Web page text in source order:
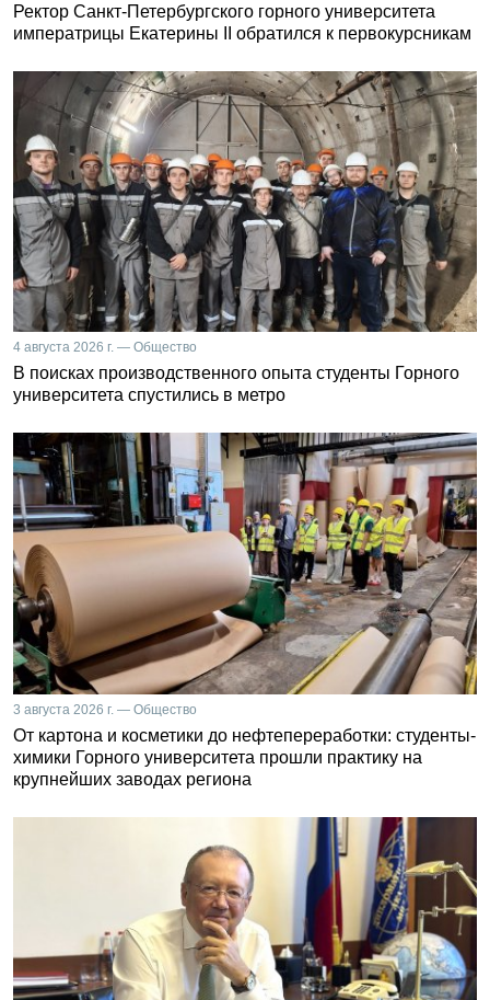
Ректор Санкт-Петербургского горного университета
императрицы Екатерины II обратился к первокурсникам
4 августа 2026 г. — Общество
В поисках производственного опыта студенты Горного
университета спустились в метро
3 августа 2026 г. — Общество
От картона и косметики до нефтепереработки: студенты-
химики Горного университета прошли практику на
крупнейших заводах региона